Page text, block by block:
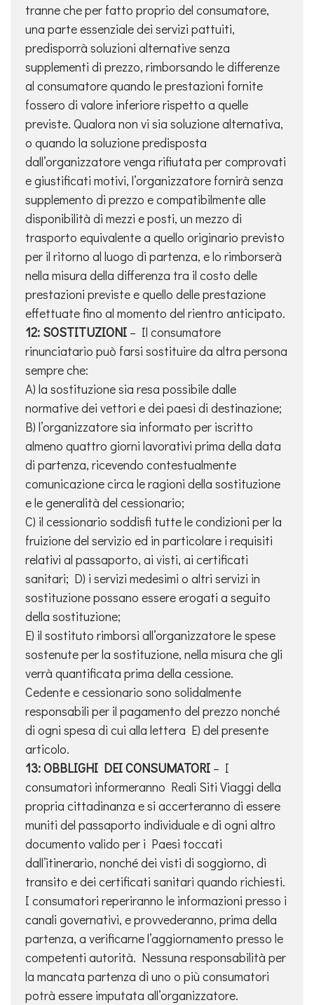
tranne che per fatto proprio del consumatore,
una parte essenziale dei servizi pattuiti,
predisporrà soluzioni alternative senza
supplementi di prezzo, rimborsando le differenze
al consumatore quando le prestazioni fornite
fossero di valore inferiore rispetto a quelle
previste. Qualora non vi sia soluzione alternativa,
o quando la soluzione predisposta
dall’organizzatore venga rifiutata per comprovati
e giustificati motivi, l’organizzatore fornirà senza
supplemento di prezzo e compatibilmente alle
disponibilità di mezzi e posti, un mezzo di
trasporto equivalente a quello originario previsto
per il ritorno al luogo di partenza, e lo rimborserà
nella misura della differenza tra il costo delle
prestazioni previste e quello delle prestazione
effettuate fino al momento del rientro anticipato.
12: SOSTITUZIONI – Il consumatore
rinunciatario può farsi sostituire da altra persona
sempre che:
A) la sostituzione sia resa possibile dalle
normative dei vettori e dei paesi di destinazione;
B) l’organizzatore sia informato per iscritto
almeno quattro giorni lavorativi prima della data
di partenza, ricevendo contestualmente
comunicazione circa le ragioni della sostituzione
e le generalità del cessionario;
C) il cessionario soddisfi tutte le condizioni per la
fruizione del servizio ed in particolare i requisiti
relativi al passaporto, ai visti, ai certificati
sanitari; D) i servizi medesimi o altri servizi in
sostituzione possano essere erogati a seguito
della sostituzione;
E) il sostituto rimborsi all’organizzatore le spese
sostenute per la sostituzione, nella misura che gli
verrà quantificata prima della cessione.
Cedente e cessionario sono solidalmente
responsabili per il pagamento del prezzo nonché
di ogni spesa di cui alla lettera E) del presente
articolo.
13: OBBLIGHI DEI CONSUMATORI – I
consumatori informeranno Reali Siti Viaggi della
propria cittadinanza e si accerteranno di essere
muniti del passaporto individuale e di ogni altro
documento valido per i Paesi toccati
dall’itinerario, nonché dei visti di soggiorno, di
transito e dei certificati sanitari quando richiesti.
I consumatori reperiranno le informazioni presso i
canali governativi, e provvederanno, prima della
partenza, a verificarne l’aggiornamento presso le
competenti autorità. Nessuna responsabilità per
la mancata partenza di uno o più consumatori
potrà essere imputata all’organizzatore.